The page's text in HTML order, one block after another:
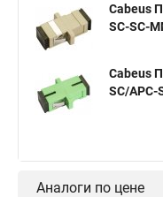
Cabeus
SC-SC-
Cabeus
SC/APC-
Аналоги по цене